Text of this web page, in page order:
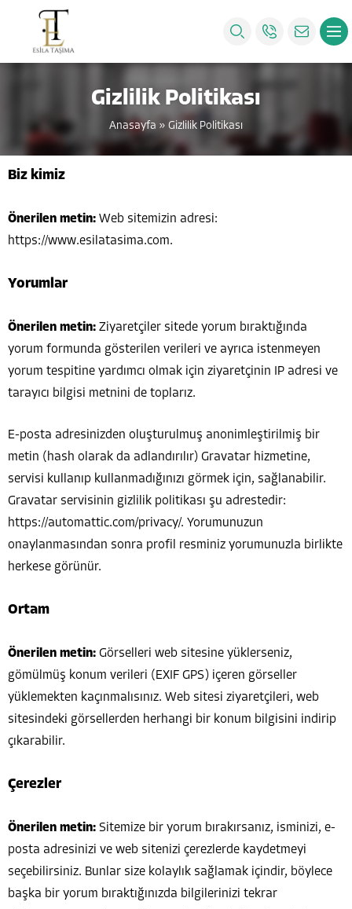
Gizlilik Politikası
Anasayfa » Gizlilik Politikası
Biz kimiz
Önerilen metin: Web sitemizin adresi:
https://www.esilatasima.com.
Yorumlar
Önerilen metin: Ziyaretçiler sitede yorum bıraktığında
yorum formunda gösterilen verileri ve ayrıca istenmeyen
yorum tespitine yardımcı olmak için ziyaretçinin IP adresi ve
tarayıcı bilgisi metnini de toplarız.
E-posta adresinizden oluşturulmuş anonimleştirilmiş bir
metin (hash olarak da adlandırılır) Gravatar hizmetine,
servisi kullanıp kullanmadığınızı görmek için, sağlanabilir.
Gravatar servisinin gizlilik politikası şu adrestedir:
https://automattic.com/privacy/. Yorumunuzun
onaylanmasından sonra profil resminiz yorumunuzla birlikte
herkese görünür.
Ortam
Önerilen metin: Görselleri web sitesine yüklerseniz,
gömülmüş konum verileri (EXIF GPS) içeren görseller
yüklemekten kaçınmalısınız. Web sitesi ziyaretçileri, web
sitesindeki görsellerden herhangi bir konum bilgisini indirip
çıkarabilir.
Çerezler
Önerilen metin: Sitemize bir yorum bırakırsanız, isminizi, e-
posta adresinizi ve web sitenizi çerezlerde kaydetmeyi
seçebilirsiniz. Bunlar size kolaylık sağlamak içindir, böylece
başka bir yorum bıraktığınızda bilgilerinizi tekrar